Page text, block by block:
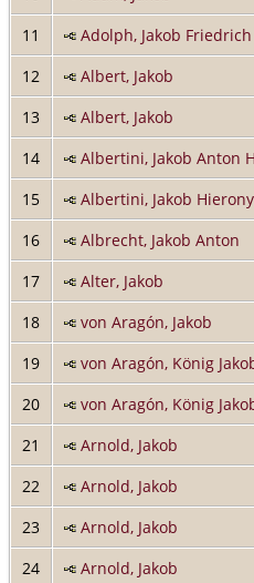
11
Adolph, Jakob Friedrich
12
Albert, Jakob
13
Albert, Jakob
14
Albertini, Jakob Anton
15
Albertini, Jakob
16
Albrecht, Jakob Anton
17
Alter, Jakob
18
von Aragón, Jakob
19
von Aragón, König
20
von Aragón, König
21
Arnold, Jakob
22
Arnold, Jakob
23
Arnold, Jakob
24
Arnold, Jakob